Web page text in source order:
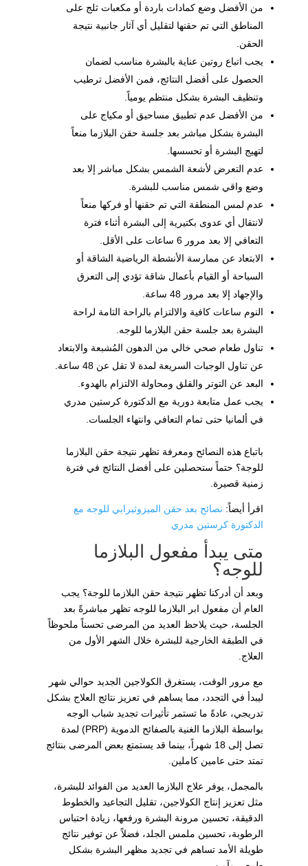
من الأفضل وضع كمادات باردة أو مكعبات ثلج على
المناطق التي تم حقنها لتقليل أي آثار جانبية نتيجة
الحقن.
يجب اتباع روتين عناية بالبشرة مناسب لضمان
الحصول على أفضل النتائج، فمن الأفضل ترطيب
وتنظيف البشرة بشكل منتظم يومياً.
من الأفضل عدم تطبيق مساحيق أو مكياج على
البشرة بشكل مباشر بعد جلسة حقن البلازما منعاً
لتهيج البشرة أو تحسسها.
عدم التعرض لأشعة الشمس بشكل مباشر إلا بعد
وضع واقي شمس مناسب للبشرة.
عدم لمس المنطقة التي تم حقنها أو فركها منعاً
لانتقال أي عدوى بكتيرية إلى البشرة أثناء فترة
التعافي إلا بعد مرور 6 ساعات على الأقل.
الابتعاد عن ممارسة الأنشطة الرياضية الشاقة أو
السباحة أو القيام بأعمال شاقة تؤدي إلى التعرق
والإجهاد إلا بعد مرور 48 ساعة.
النوم ساعات كافية والالتزام بالراحة التامة لراحة
البشرة بعد جلسة حقن البلازما للوجه.
تناول طعام صحي خالي من الدهون المُشبعة والابتعاد
عن تناول الوجبات السريعة لمدة لا تقل عن 48 ساعة.
البعد عن التوتر والقلق ومحاولة الالتزام بالهدوء.
يجب عمل متابعة دورية مع الدكتورة كرستين مدري
في ألمانيا حتى تمام التعافي وانتهاء الجلسات.
باتباع هذه النصائح ومعرفة تظهر نتيجة حقن البلازما
للوجة؟ حتماً ستحصلين على أفضل النتائج في فترة
زمنية قصيرة.
اقرأ أيضاً: نصائح بعد حقن الميزوثيرابي للوجه مع
الدكتورة كرستين مدري
متى يبدأ مفعول البلازما
للوجه؟
وبعد أن أدركنا تظهر نتيجة حقن البلازما للوجة؟ يجب
العام أن مفعول ابر البلازما للوجه تظهر مباشرةً بعد
الجلسة، حيث يلاحظ العديد من المرضى تحسناً ملحوظاً
في الطبقة الخارجية للبشرة خلال الشهر الأول من
العلاج.
مع مرور الوقت، يستغرق الكولاجين الجديد حوالي شهر
ليبدأ في التجدد، مما يساهم في تعزيز نتائج العلاج بشكل
تدريجي، عادةً ما تستمر تأثيرات تجديد شباب الوجه
بواسطة البلازما الغنية بالصفائح الدموية (PRP) لمدة
تصل إلى 18 شهراً، بينما قد يستمتع بعض المرضى بنتائج
تمتد حتى عامين كاملين.
بالمجمل، يوفر علاج البلازما العديد من الفوائد للبشرة،
مثل تعزيز إنتاج الكولاجين، تقليل التجاعيد والخطوط
الدقيقة، تحسين مرونة البشرة ورفعها، زيادة احتباس
الرطوبة، تحسين ملمس الجلد، فضلاً عن توفير نتائج
طويلة الأمد تساهم في تجديد مظهر البشرة بشكل